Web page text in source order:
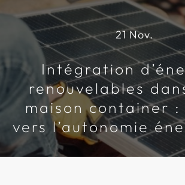
Constructions
en
containers
Maison
container
Bureau
container
21 Nov.
Intégration
renouvelables
maison container :
vers l’autonomie